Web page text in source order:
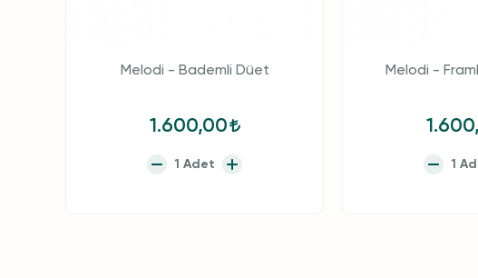
Melodi - Bademli Düet
1.600,00
Melodi -